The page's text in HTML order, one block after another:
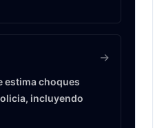
estima choques
incluyendo
->